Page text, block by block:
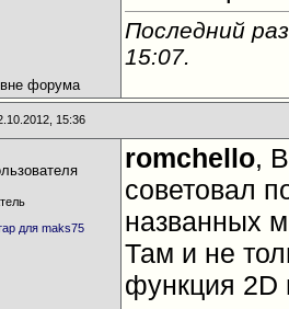
Последний
15:07.
15:36
romchello,
советовал
названных
Там и не
функция 2D